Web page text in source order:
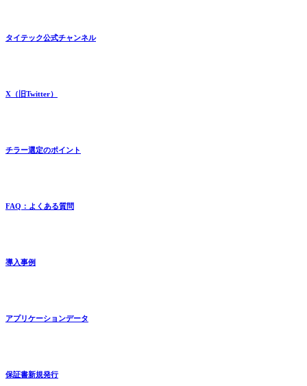
タイテック公式チャンネル
X（旧Twitter）
チラー選定のポイント
FAQ：よくある質問
導入事例
アプリケーションデータ
保証書新規発行